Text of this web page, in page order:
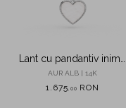
Lant cu pandantiv inima
din aur alb cu zirconii
AUR ALB | 14K
1.675 00 RON